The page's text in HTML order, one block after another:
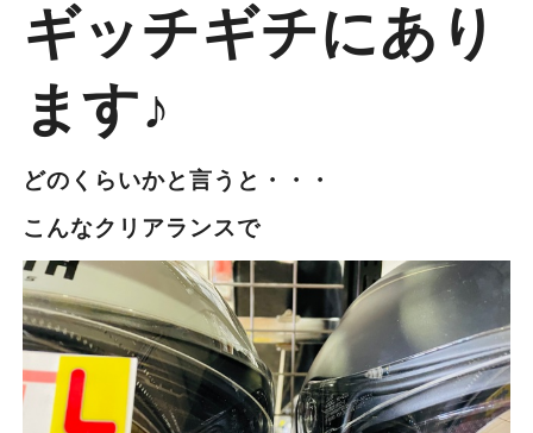
ギッチギチにあり
ます♪
どのくらいかと言うと・・・
こんなクリアランスで